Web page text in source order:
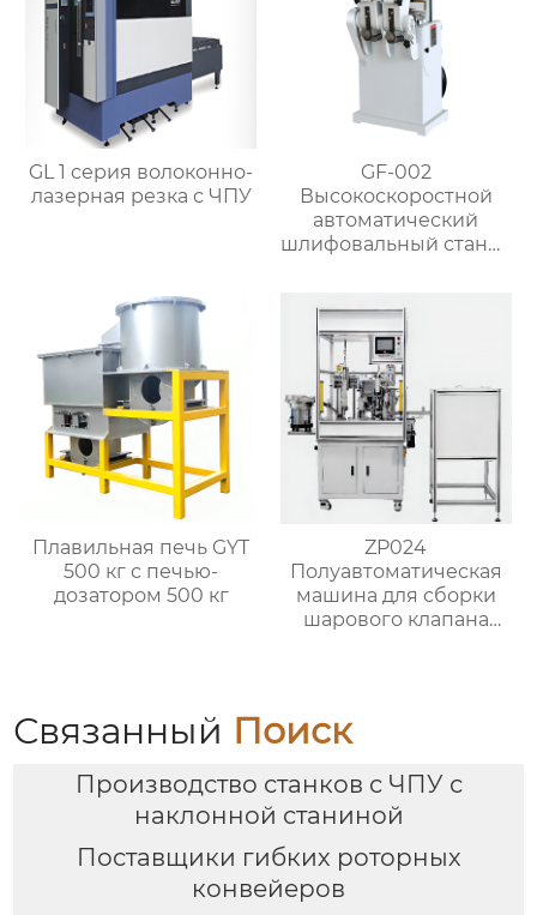
GL 1 серия волоконно-
лазерная резка с ЧПУ
GF-002
Высокоскоростной
автоматический
шлифовальный станок
латунных стержней
клапанов
Плавильная печь GYT
500 кг с печью-
дозатором 500 кг
ZP024
Полуавтоматическая
машина для сборки
шарового клапана
Связанный Поиск
Производство станков с ЧПУ с
наклонной станиной
Поставщики гибких роторных
конвейеров